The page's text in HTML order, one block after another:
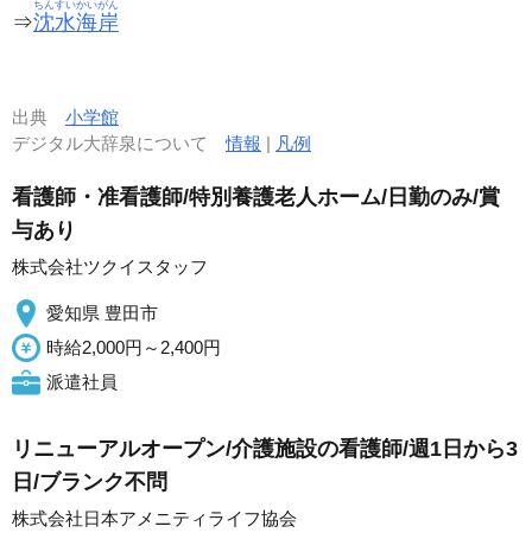
⇒沈水海岸
ちんすいかいがん
出典 小学館
デジタル大辞泉について情報 | 凡例
看護師・准看護師/特別養護老人ホーム/日勤のみ/賞
与あり
株式会社ツクイスタッフ
愛知県 豊田市
時給2,000円～2,400円
派遣社員
リニューアルオープン/介護施設の看護師/週1日から3
日/ブランク不問
株式会社日本アメニティライフ協会